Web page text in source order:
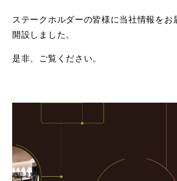
ステークホルダーの皆様に当社情報を
開設しました。
是非、ご覧ください。